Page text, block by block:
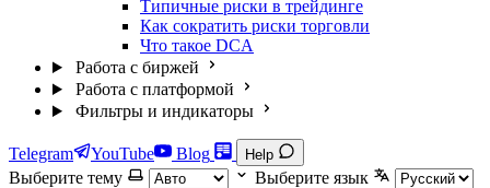
Типичные риски в трейдинге
Как сократить риски торговли
Что такое DCA
Работа с биржей
Работа с платформой
Фильтры и индикаторы
Telegram YouTube Blog Help
Выберите тему Выберите язык